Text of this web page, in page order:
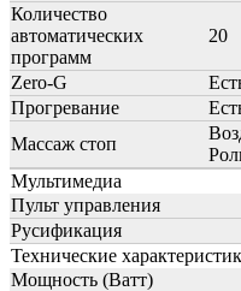
Количество
автоматических
программ
20
Zero-G
Прогревание
Массаж стоп
Мультимедиа
Пульт управления
Русификация
Технические
Мощность (Ватт)